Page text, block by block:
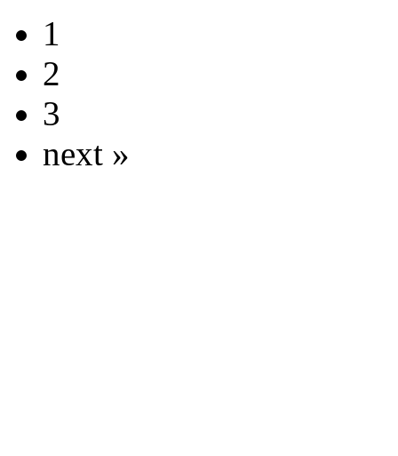
1
2
3
next »